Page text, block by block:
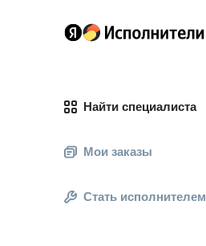
Найти специалиста
Мои заказы
Стать исполнителем